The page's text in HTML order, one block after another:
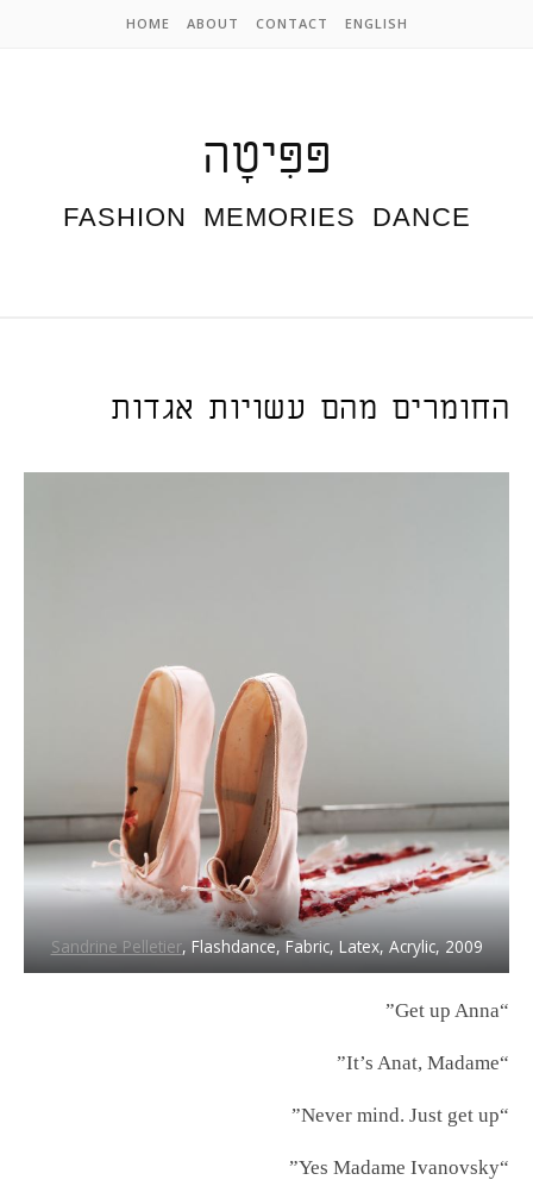
HOME ABOUT CONTACT ENGLISH
פּפִּיטָה
FASHION  MEMORIES  DANCE
החומרים מהם עשויות אגדות
Sandrine Pelletier, Flashdance, Fabric, Latex, Acrylic, 2009
“Get up Anna”
“It’s Anat, Madame”
“Never mind. Just get up”
“Yes Madame Ivanovsky”